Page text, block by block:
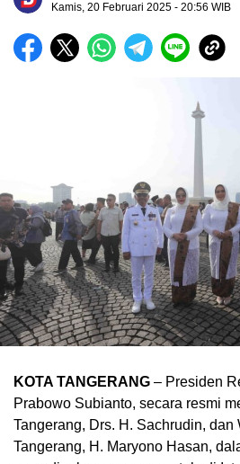
Kamis, 20 Februari 2025 - 20:56 WIB
KOTA TANGERANG – Presiden
Prabowo Subianto, secara resmi
Tangerang, Drs. H. Sachrudin, dan
Tangerang, H. Maryono Hasan,